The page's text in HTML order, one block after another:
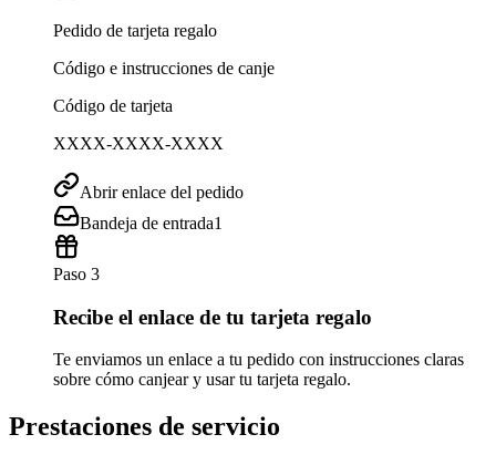
Pedido de tarjeta regalo
Código e instrucciones de canje
Código de tarjeta
XXXX-XXXX-XXXX
Abrir enlace del pedido
Bandeja de entrada1
Paso 3
Recibe el enlace de tu tarjeta regalo
Te enviamos un enlace a tu pedido con instrucciones claras
sobre cómo canjear y usar tu tarjeta regalo.
Prestaciones de servicio